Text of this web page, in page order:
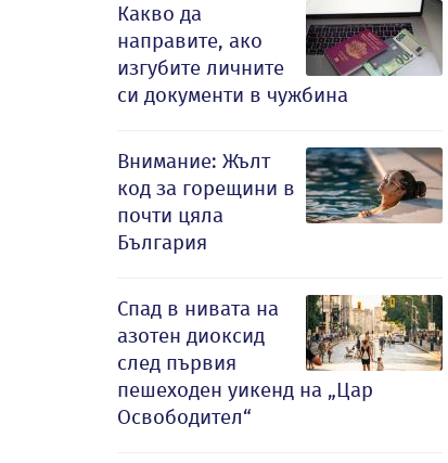
Какво да
направите, ако
изгубите личните
си документи в чужбина
Внимание: Жълт
код за горещини в
почти цяла
България
Спад в нивата на
азотен диоксид
след първия
пешеходен уикенд на „Цар
Освободител“